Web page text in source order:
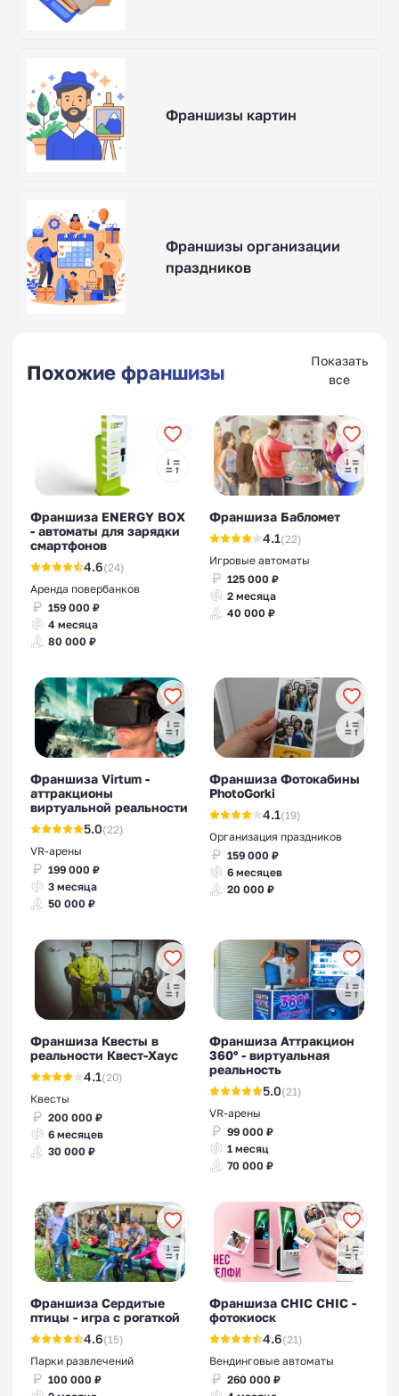
Франшизы картин
Франшизы организации
праздников
Похожие франшизы
Показать
все
Франшиза ENERGY BOX
- автоматы для зарядки
смартфонов
4.6(24)
Аренда повербанков
159 000 ₽
4 месяца
80 000 ₽
Франшиза Бабломет
4.1(22)
Игровые автоматы
125 000 ₽
2 месяца
40 000 ₽
Франшиза Virtum -
аттракционы
виртуальной реальности
5.0(22)
VR-арены
199 000 ₽
3 месяца
50 000 ₽
Франшиза Фотокабины
PhotoGorki
4.1(19)
Организация праздников
159 000 ₽
6 месяцев
20 000 ₽
Франшиза Квесты в
реальности Квест-Хаус
4.1(20)
Квесты
200 000 ₽
6 месяцев
30 000 ₽
Франшиза Аттракцион
360° - виртуальная
реальность
5.0(21)
VR-арены
99 000 ₽
1 месяц
70 000 ₽
Франшиза Сердитые
птицы - игра с рогаткой
4.6(15)
Парки развлечений
100 000 ₽
Франшиза CHIC CHIC -
фотокиоск
4.6(21)
Вендинговые автоматы
260 000 ₽